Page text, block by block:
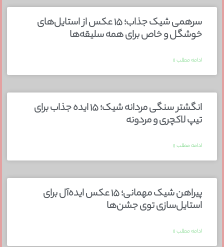
سرهمی شیک جذاب؛ ۱۵ عکس از استایل‌های
خوشگل و خاص برای همه سلیقه‌ها
ادامه مطلب »
انگشتر سنگی مردانه شیک؛ ۱۵ ایده جذاب برای
تیپ لاکچری و مردونه
ادامه مطلب »
پیراهن شیک مهمانی؛ ۱۵ عکس ایده‌آل برای
استایل‌سازی توی جشن‌ها
ادامه مطلب »